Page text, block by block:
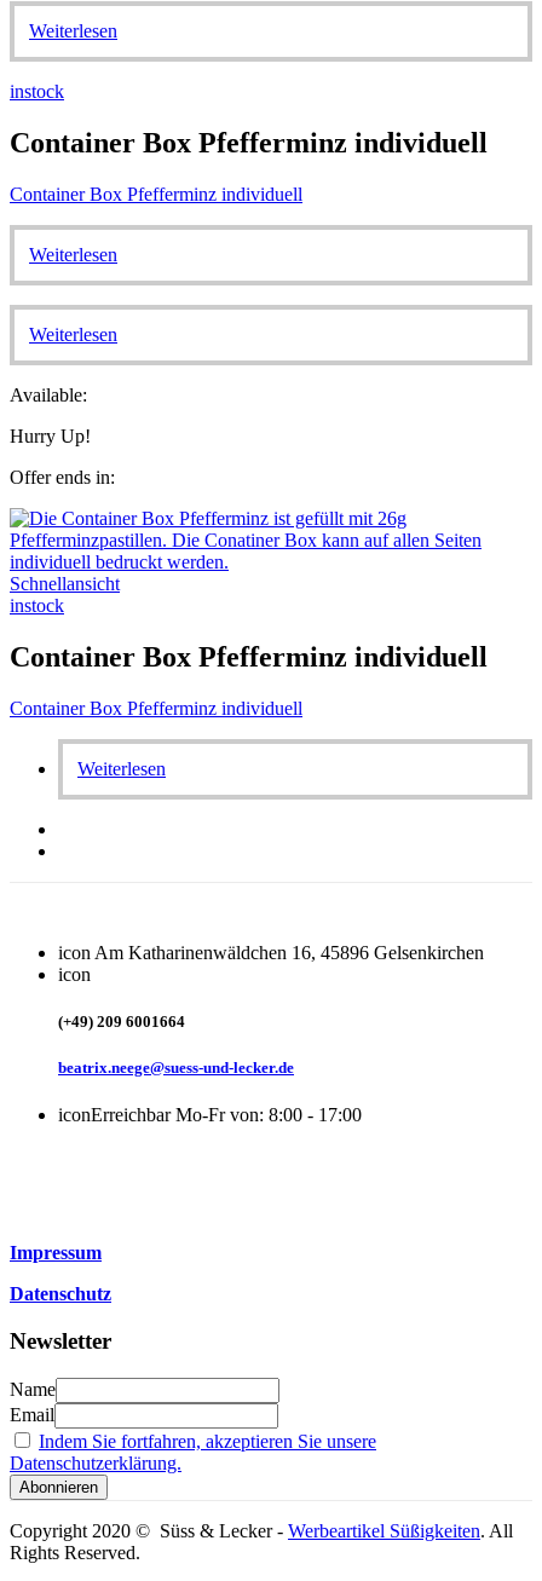
Weiterlesen
instock
Container Box Pfefferminz individuell
Container Box Pfefferminz individuell
Weiterlesen
Weiterlesen
Available:
Hurry Up!
Offer ends in:
Schnellansicht
instock
Container Box Pfefferminz individuell
Container Box Pfefferminz individuell
Weiterlesen
icon Am Katharinenwäldchen 16, 45896 Gelsenkirchen
icon
(+49) 209 6001664
beatrix.neege@suess-und-lecker.de
iconErreichbar Mo-Fr von: 8:00 - 17:00
Impressum
Datenschutz
Newsletter
Name
Email
Indem Sie fortfahren, akzeptieren Sie unsere
Datenschutzerklärung.
Copyright 2020 © Süss & Lecker - Werbeartikel Süßigkeiten. All
Rights Reserved.